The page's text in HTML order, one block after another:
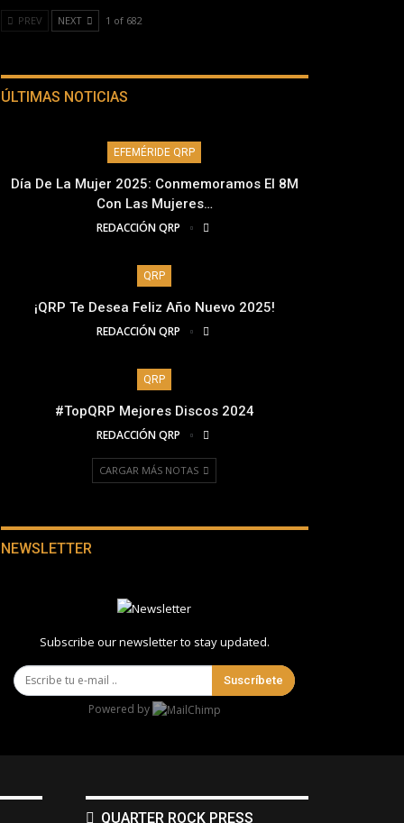
PREV NEXT 1 of 682
ÚLTIMAS NOTICIAS
EFEMÉRIDE QRP
Día De La Mujer 2025: Conmemoramos El 8M
Con Las Mujeres…
REDACCIÓN QRP
QRP
¡QRP Te Desea Feliz Año Nuevo 2025!
REDACCIÓN QRP
QRP
#TopQRP Mejores Discos 2024
REDACCIÓN QRP
CARGAR MÁS NOTAS
NEWSLETTER
Subscribe our newsletter to stay updated.
Suscríbete
Powered by
QUARTER ROCK PRESS